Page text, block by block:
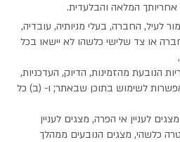
המלאה והבלעדית.
לעיל, החברה, בעלי מניותיה, עובדיה,
או צד שלישי כלשהו לא יישאו בכל
הנובעת מהזמינות, הדיוק, העדכניות,
לשימוש בתוכן שבאתר; ו- (ב) כל
לעניין אי הפרה, מצגים לעניין
כלשהי, מצגים הנובעים ממהלך